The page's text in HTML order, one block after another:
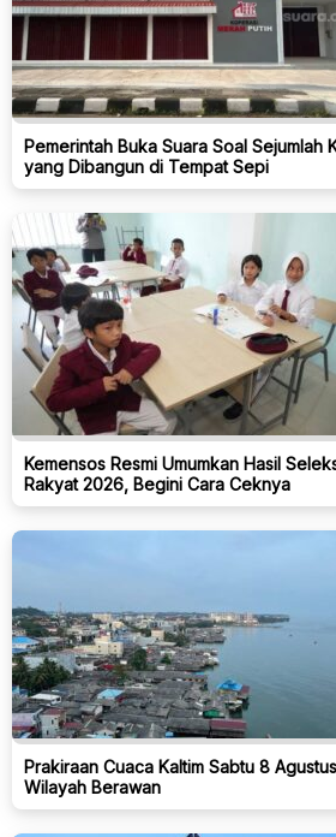
Pemerintah Buka Suara Soal Sejumlah
yang Dibangun di Tempat Sepi
Kemensos Resmi Umumkan Hasil
Rakyat 2026, Begini Cara Ceknya
Prakiraan Cuaca Kaltim Sabtu 8
Wilayah Berawan